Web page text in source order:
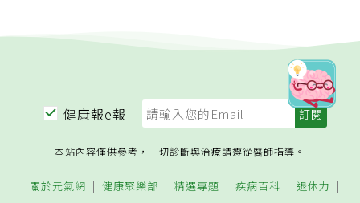
健康報e報
本站內容僅供參考，一切診斷與治療請遵從醫師指導。
關於元氣網 健康聚樂部 精選專題 疾病百科 退休力